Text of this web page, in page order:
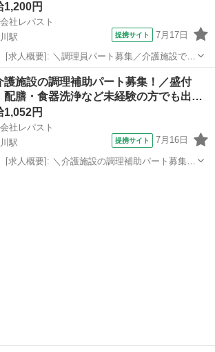
1,200円
社レパスト
駅
提携サイト 7月17日
たのお料理経験が活かせるお仕事です！資格
[勤務地・
市 小井川駅 その他
護施設の調理補助パート募集！／盛付
配膳・食器洗浄など未経験の方でも出
1,052円
社レパスト
駅
提携サイト 7月16日